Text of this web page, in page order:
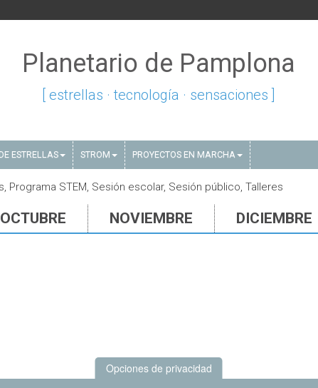
Planetario de Pamplona
[ estrellas · tecnología · sensaciones ]
ESTRELLAS STROM PROYECTOS EN MARCHA
Programa STEM, Sesión escolar, Sesión público, Talleres
OCTUBRE NOVIEMBRE DICIEMBRE
Opciones de privacidad